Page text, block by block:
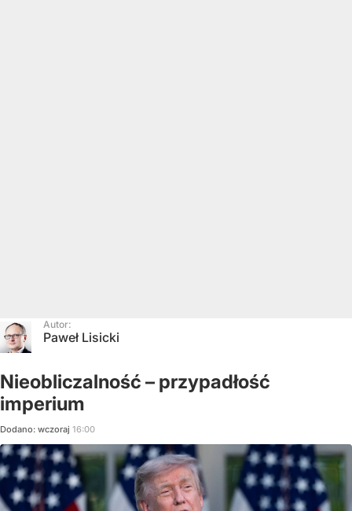
Autor:
Paweł Lisicki
Nieobliczalność – przypadłość
imperium
Dodano: wczoraj 16:00